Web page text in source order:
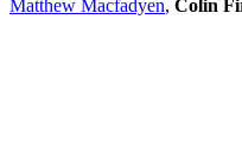
Matthew Macfadyen, Colin